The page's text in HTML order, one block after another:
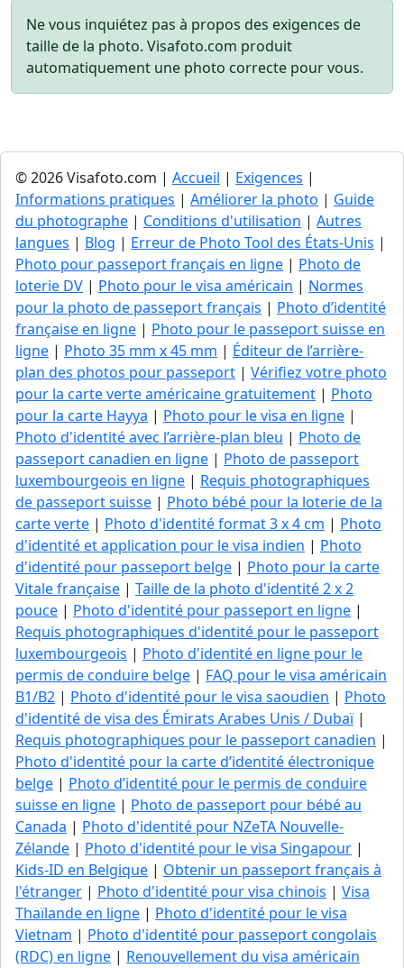
Ne vous inquiétez pas à propos des exigences de
taille de la photo. Visafoto.com produit
automatiquement une photo correcte pour vous.
© 2026 Visafoto.com | Accueil | Exigences |
Informations pratiques | Améliorer la photo | Guide
du photographe | Conditions d'utilisation | Autres
langues | Blog | Erreur de Photo Tool des États-Unis |
Photo pour passeport français en ligne | Photo de
loterie DV | Photo pour le visa américain | Normes
pour la photo de passeport français | Photo d’identité
française en ligne | Photo pour le passeport suisse en
ligne | Photo 35 mm x 45 mm | Éditeur de l’arrière-
plan des photos pour passeport | Vérifiez votre photo
pour la carte verte américaine gratuitement | Photo
pour la carte Hayya | Photo pour le visa en ligne |
Photo d'identité avec l’arrière-plan bleu | Photo de
passeport canadien en ligne | Photo de passeport
luxembourgeois en ligne | Requis photographiques
de passeport suisse | Photo bébé pour la loterie de la
carte verte | Photo d'identité format 3 x 4 cm | Photo
d'identité et application pour le visa indien | Photo
d'identité pour passeport belge | Photo pour la carte
Vitale française | Taille de la photo d'identité 2 x 2
pouce | Photo d'identité pour passeport en ligne |
Requis photographiques d'identité pour le passeport
luxembourgeois | Photo d'identité en ligne pour le
permis de conduire belge | FAQ pour le visa américain
B1/B2 | Photo d'identité pour le visa saoudien | Photo
d'identité de visa des Émirats Arabes Unis / Dubaï|
Requis photographiques pour le passeport canadien |
Photo d'identité pour la carte d’identité électronique
belge | Photo d’identité pour le permis de conduire
suisse en ligne | Photo de passeport pour bébé au
Canada | Photo d'identité pour NZeTA Nouvelle-
Zélande | Photo d'identité pour le visa Singapour |
Kids-ID en Belgique | Obtenir un passeport français à
l'étranger | Photo d'identité pour visa chinois | Visa
Thaïlande en ligne | Photo d'identité pour le visa
Vietnam | Photo d'identité pour passeport congolais
(RDC) en ligne | Renouvellement du visa américain